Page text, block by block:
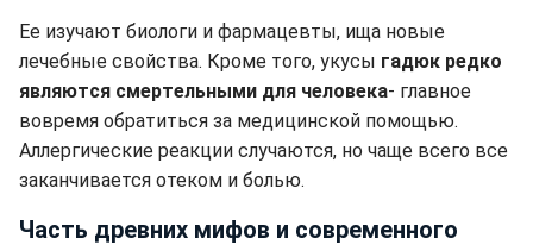
Ее изучают биологи и фармацевты, ища новые
лечебные свойства. Кроме того, укусы гадюк редко
являются смертельными для человека- главное
вовремя обратиться за медицинской помощью.
Аллергические реакции случаются, но чаще всего все
заканчивается отеком и болью.
Часть древних мифов и современного